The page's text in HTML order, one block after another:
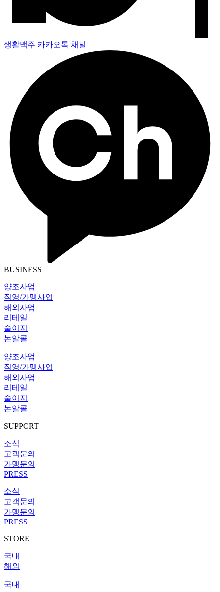
생활맥주 카카오톡 채널
BUSINESS
양조사업
직영/가맹사업
해외사업
리테일
술이지
논알콜
양조사업
직영/가맹사업
해외사업
리테일
술이지
논알콜
SUPPORT
소식
고객문의
가맹문의
PRESS
소식
고객문의
가맹문의
PRESS
STORE
국내
해외
국내